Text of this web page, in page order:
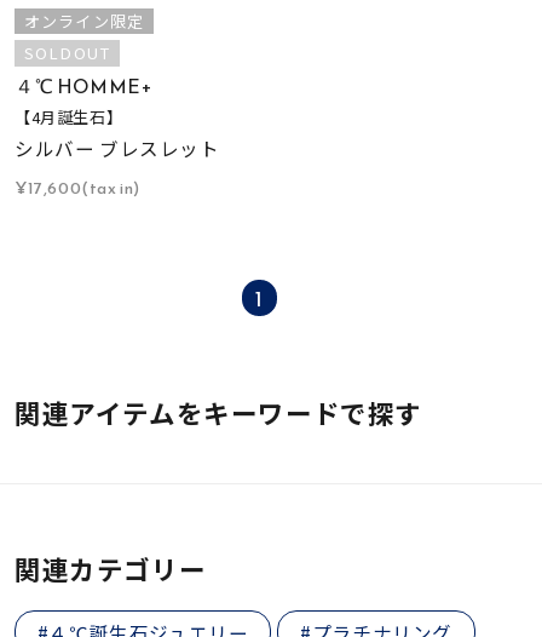
オンライン限定
SOLDOUT
４℃ HOMME+
【4月誕生石】
シルバー ブレスレット
¥17,600(tax in)
1
関連アイテムをキーワードで探す
関連カテゴリー